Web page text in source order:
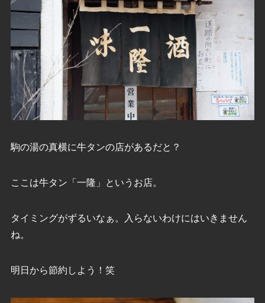
駒の湯の真横に牛タンの店があるだと？
ここは牛タン「一隆」というお店。
タイミングがずるいなぁ。入らないわけにはいきません
ね。
明日から節約しよう！笑